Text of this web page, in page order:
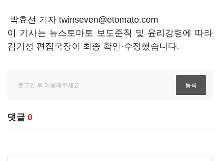
박효선 기자 twinseven@etomato.com
이 기사는 뉴스토마토 보도준칙 및 윤리강령에 따라
김기성 편집국장이 최종 확인·수정했습니다.
댓글 0